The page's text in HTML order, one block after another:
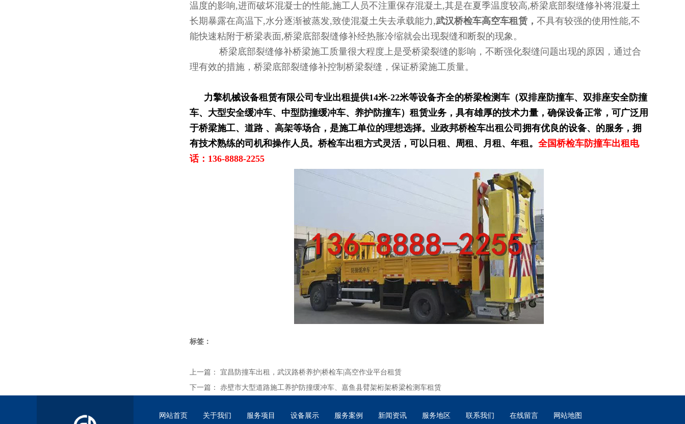
温度的影响,进而破坏混凝士的性能,施工人员不注重保存混凝土,其是在夏季温度较高,桥梁底部裂缝修补将混凝土
长期暴露在高温下,水分逐渐被蒸发,致使混凝土失去承载能力,武汉桥检车高空车租赁， 不具有较强的使用性能,不
能快速粘附于桥梁表面,桥梁底部裂缝修补经热胀冷缩就会出现裂缝和断裂的现象。
桥梁底部裂缝修补桥梁施工质量很大程度上是受桥梁裂缝的影响，不断强化裂缝问题出现的原因，通过合
理有效的措施，桥梁底部裂缝修补控制桥梁裂缝，保证桥梁施工质量。
力擎机械设备租赁有限公司专业出租提供14米-22米等设备齐全的桥梁检测车（双排座防撞车、双排座安全防撞
车、大型安全缓冲车、中型防撞缓冲车、养护防撞车）租赁业务，具有雄厚的技术力量，确保设备正常，可广泛用
于桥梁施工、道路 、高架等场合，是施工单位的理想选择。业政邦桥检车出租公司拥有优良的设备、的服务，拥
有技术熟练的司机和操作人员。桥检车出租方式灵活，可以日租、周租、月租、年租。 全国桥检车防撞车出租电
话：136-8888-2255
标签：
上一篇： 宜昌防撞车出租，武汉路桥养护|桥检车|高空作业平台租赁
下一篇： 赤壁市大型道路施工养护防撞缓冲车、嘉鱼县臂架桁架桥梁检测车租赁
网站首页 关于我们 服务项目 设备展示 服务案例 新闻资讯 服务地区 联系我们 在线留言 网站地图